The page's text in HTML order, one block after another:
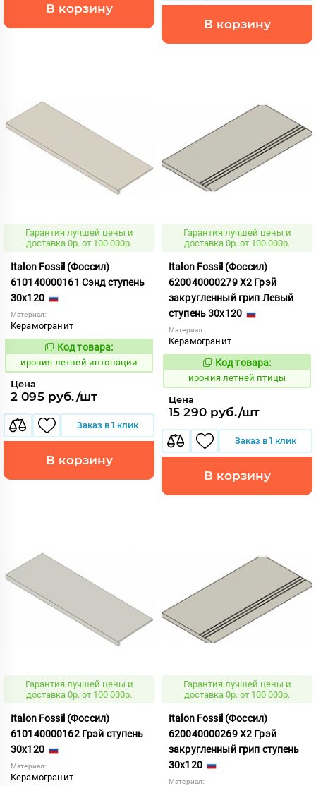
В корзину
В корзину
Гарантия лучшей цены и
доставка 0р. от 100 000р.
Italon Fossil (Фоссил)
610140000161 Сэнд ступень
30x120
Материал:
Керамогранит
1099658
Код товара:
ирония летней интонации
Цена
2 095 руб./шт
Заказ в 1 клик
В корзину
Гарантия лучшей цены и
доставка 0р. от 100 000р.
Italon Fossil (Фоссил)
620040000279 X2 Грэй
закругленный грип Левый
ступень 30x120
Материал:
Керамогранит
1099698
Код товара:
ирония летней птицы
Цена
15 290 руб./шт
Заказ в 1 клик
В корзину
Гарантия лучшей цены и
доставка 0р. от 100 000р.
Italon Fossil (Фоссил)
610140000162 Грэй ступень
30x120
Материал:
Керамогранит
Гарантия лучшей цены и
доставка 0р. от 100 000р.
Italon Fossil (Фоссил)
620040000269 X2 Грэй
закругленный грип ступень
30x120
Материал: